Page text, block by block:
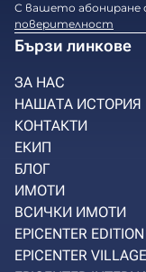
С вашето абониране
поверителност
Бързи линкове
ЗА НАС
НАШАТА ИСТОРИЯ
КОНТАКТИ
ЕКИП
БЛОГ
ИМОТИ
ВСИЧКИ ИМОТИ
EPICENTER EDITION
EPICENTER VILLAGE